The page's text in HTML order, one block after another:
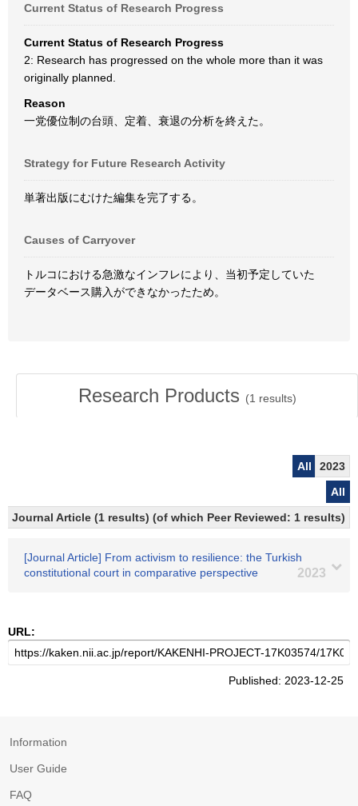
Current Status of Research Progress
Current Status of Research Progress
2: Research has progressed on the whole more than it was
originally planned.
Reason
一党優位制の台頭、定着、衰退の分析を終えた。
Strategy for Future Research Activity
単著出版にむけた編集を完了する。
Causes of Carryover
トルコにおける急激なインフレにより、当初予定していた
データベース購入ができなかったため。
Research Products (1 results)
All
2023
All
Journal Article (1 results) (of which Peer Reviewed: 1 results)
[Journal Article] From activism to resilience: the Turkish
constitutional court in comparative perspective
2023
URL:
Published: 2023-12-25
Information
User Guide
FAQ